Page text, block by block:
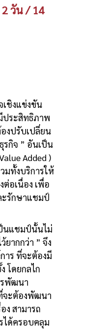
2วัน / 14
เชิงแข่งขัน
ประสิทธิภาพ
งปรับเปลี่ยน
รกิจ ” อันเป็น
Added )
มทั้งบริการให้
ต่อเนื่อง เพื่อ
ะรักษาแชมป์
นแชมป์นั้นไม่
ยากกว่า ” จึง
าร ที่จะต้องมี
โดยกลไก
พัฒนา
จะต้องพัฒนา
ง สามารถ
ได้ครอบคลุม